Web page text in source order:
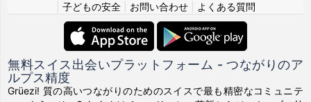
子どもの安全| お問い合わせ| よくある質問
無料スイス出会いプラットフォーム - つながりのア
ルプス精度
Grüezi! 質の高いつながりのためのスイスで最も精密なコミュニテ